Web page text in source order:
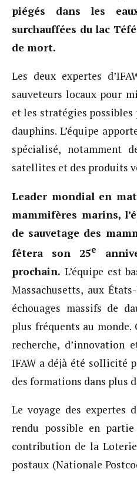
piégés dans les
surchauffées du lac
de mort.
Les deux expertes
sauveteurs locaux pour
et les stratégies
dauphins. L’équipe
spécialisé, notamment
satellites et des produits
Leader mondial en
mammifères marins,
de sauvetage des
fêtera son 25e
prochain. L’équipe est
Massachusetts, aux
échouages massifs de
plus fréquents au monde.
recherche, d’innovation
IFAW a déjà été sollicité
des formations dans plus
Le voyage des expertes
rendu possible en
contribution de la
postaux (Nationale